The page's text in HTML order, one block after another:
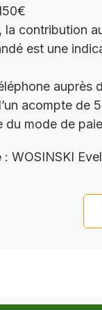
la contribution
est une
auprès
acompte
du mode de
: WOSINSKI